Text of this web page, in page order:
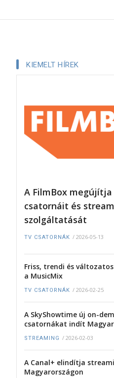
KIEMELT HÍREK
A FilmBox
csatornáit és
szolgáltatását
TV CSATORNÁK / 2026-05-13
Friss, trendi és
a MusicMix
TV CSATORNÁK / 2026-02-25
A SkyShowtime új on-
csatornákat indít
STREAMING / 2026-02-03
A Canal+ elindítja
Magyarországon